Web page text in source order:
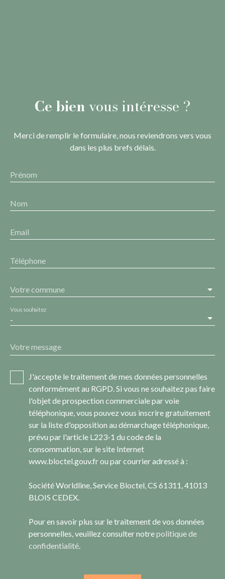
Ce bienvous intéresse ?
Merci de remplir le formulaire, nous reviendrons vers vous
dans les plus brefs délais.
Prénom
Nom
Email
Téléphone
Votre commune
-
Vous souhaitez
Votre message
J'accepte le traitement de mes données personnelles
conformément au RGPD. Si vous ne souhaitez pas faire
l'objet de prospection commerciale par voie
téléphonique, vous pouvez vous inscrire gratuitement
sur la liste d'opposition au démarchage téléphonique,
prévu par l'article L223-1 du code de la
consommation, sur le site Internet
www.bloctel.gouv.fr ou par courrier adressé à :
Société Worldline, Service Bloctel, CS 61311, 41013
BLOIS CEDEX.
Pour en savoir plus sur le traitement de vos données
personnelles, veuillez consulter notrepolitique de
confidentialité.